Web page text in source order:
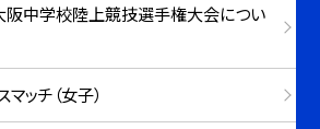
中学校陸上競技選手権大会につい
ッチ（女子）